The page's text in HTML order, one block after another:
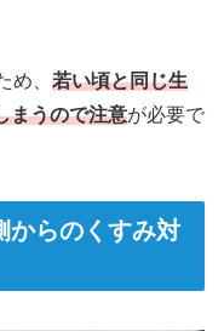
め、 若い頃と同じ生
まうので注意が必要で
からのくすみ対